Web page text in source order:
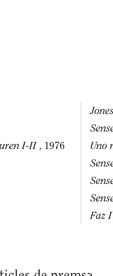
I-II , 1976
Jones
Uno
Faz